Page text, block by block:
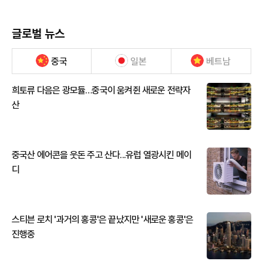
글로벌 뉴스
중국 일본 베트남
희토류 다음은 광모듈…중국이 움켜쥔 새로운 전략자
산
중국산 에어콘을 웃돈 주고 산다...유럽 열광시킨 메이
디
스티븐 로치 '과거의 홍콩'은 끝났지만 '새로운 홍콩'은
진행중